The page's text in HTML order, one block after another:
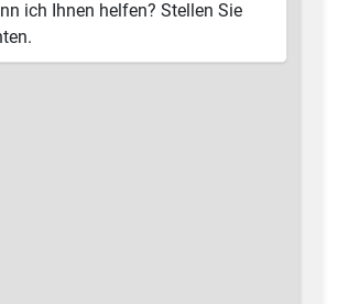
ich Ihnen helfen? Stellen Sie